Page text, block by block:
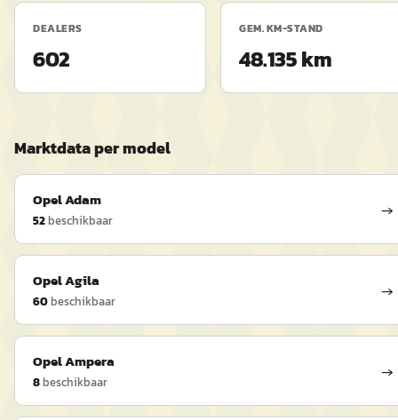
DEALERS
602
GEM. KM-STAND
48.135 km
Marktdata per model
OpelAdam
52beschikbaar →
OpelAgila
60beschikbaar →
OpelAmpera
8beschikbaar →